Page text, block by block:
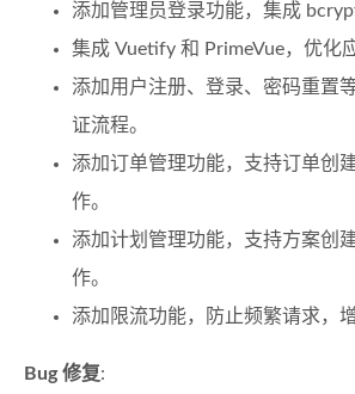
添加管理员登录功能，集成
集成 Vuetify 和 PrimeVue，优化
添加用户注册、登录、密码重置
证流程。
添加订单管理功能，支持订单创
作。
添加计划管理功能，支持方案创
作。
添加限流功能，防止频繁请求，
Bug 修复: